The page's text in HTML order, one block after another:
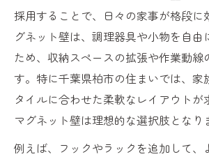
採用することで、日々の家事が格段に
グネット壁は、調理器具や小物を自由
ため、収納スペースの拡張や作業動線
す。特に千葉県柏市の住まいでは、家
タイルに合わせた柔軟なレイアウトが
マグネット壁は理想的な選択肢となり
例えば、フックやラックを追加して、